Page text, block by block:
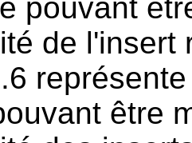
pouvant
de l'insert
être